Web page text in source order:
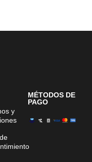
y
MÉTODOS DE
PAGO